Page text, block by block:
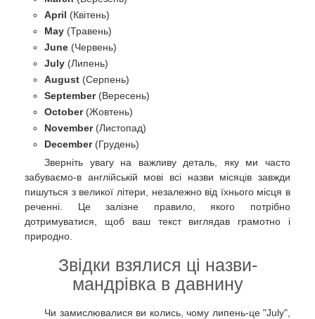
April (Квітень)
May (Травень)
June (Червень)
July (Липень)
August (Серпень)
September(Вересень)
October(Жовтень)
November(Листопад)
December(Грудень)
Зверніть увагу на важливу деталь, яку ми часто
забуваємо-в англійській мові всі назви місяців завжди
пишуться з великої літери, незалежно від їхнього місця в
реченні. Це залізне правило, якого потрібно
дотримуватися, щоб ваш текст виглядав грамотно і
природно.
Звідки взялися ці назви-
мандрівка в давнину
Чи замислювалися ви колись, чому липень-це "July",